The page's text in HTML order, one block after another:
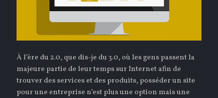
À l’ère du 2.0, que dis-je du 3.0, où les gens passent la
majeure partie de leur temps sur Internet afin de
trouver des services et des produits, posséder un site
pour une entreprise n’est plus une option mais une